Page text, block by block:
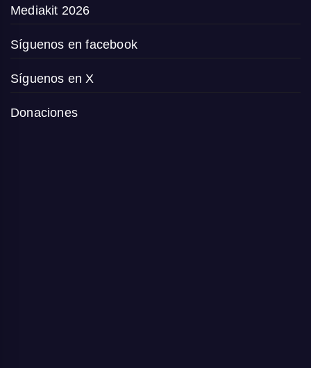
Mediakit 2026
Síguenos en facebook
Síguenos en X
Donaciones